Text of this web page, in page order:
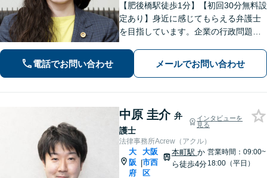
【肥後橋駅徒歩1分】【初回30分無料設
定あり】身近に感じてもらえる弁護士
を目指しています。企業の行政問題／
律問題に対応可能【夜間／休日応相
談】専門家の知識と経験で皆様の力に
電話でお問い合わせ メールでお問い合わせ
中原 圭介 弁
護士
インタビューを
見る
法律事務所Acrew（アクル）
大
阪
府
|
大阪
市西
区
本町駅 か
ら徒歩4分
営業時間：09:00~
18:00（平日）